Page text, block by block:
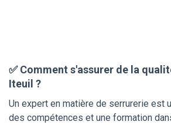
✅ Comment s'assurer de la
Iteuil ?
Un expert en matière de serrurerie est
des compétences et une formation